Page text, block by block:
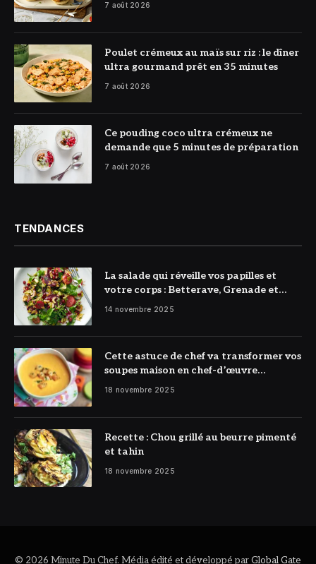
7 août 2026
© DR
Poulet crémeux au maïs sur riz : le dîner
ultra gourmand prêt en 35 minutes
7 août 2026
© DR
Ce pouding coco ultra crémeux ne
demande que 5 minutes de préparation
7 août 2026
TENDANCES
La salade qui réveille vos papilles et
votre corps : Betterave, Grenade et
Citron à l’honneur
14 novembre 2025
Cette astuce de chef va transformer vos
soupes maison en chef-d’œuvre
réconfortant
18 novembre 2025
Recette : Chou grillé au beurre pimenté
et tahin
18 novembre 2025
© 2026 Minute Du Chef. Média édité et développé parGlobal Gate